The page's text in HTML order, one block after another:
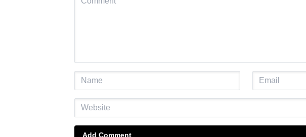
Add Comment